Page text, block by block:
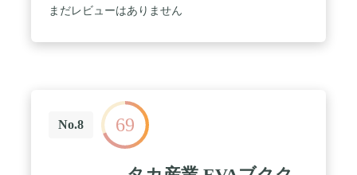
ストーン付属 (ミクロ泡の酸素供給) , オート強弱切
まだレビューはありません
No.8 69